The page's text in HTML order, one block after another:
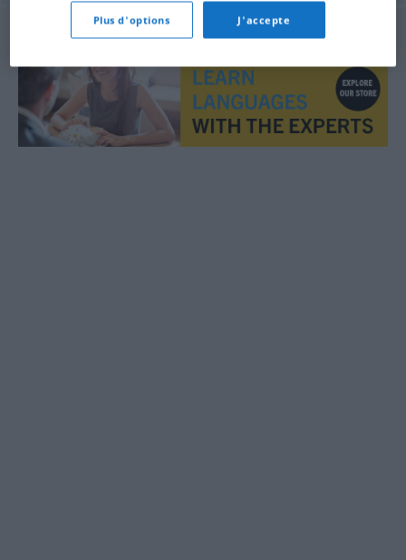
Plus d'options J'accepte